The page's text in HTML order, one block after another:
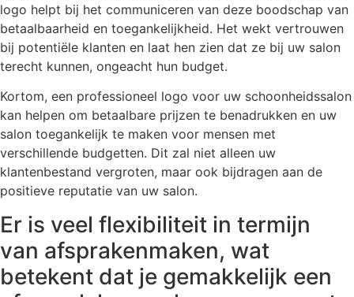
logo helpt bij het communiceren van deze boodschap van
betaalbaarheid en toegankelijkheid. Het wekt vertrouwen
bij potentiële klanten en laat hen zien dat ze bij uw salon
terecht kunnen, ongeacht hun budget.
Kortom, een professioneel logo voor uw schoonheidssalon
kan helpen om betaalbare prijzen te benadrukken en uw
salon toegankelijk te maken voor mensen met
verschillende budgetten. Dit zal niet alleen uw
klantenbestand vergroten, maar ook bijdragen aan de
positieve reputatie van uw salon.
Er is veel flexibiliteit in termijn
van afsprakenmaken, wat
betekent dat je gemakkelijk een